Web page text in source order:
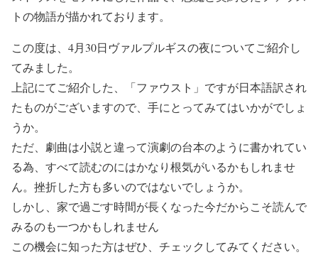
トの物語が描かれております。
この度は、4月30日ヴァルプルギスの夜についてご紹介し
てみました。
上記にてご紹介した、「ファウスト」ですが日本語訳され
たものがございますので、手にとってみてはいかがでしょ
うか。
ただ、劇曲は小説と違って演劇の台本のように書かれてい
る為、すべて読むのにはかなり根気がいるかもしれませ
ん。挫折した方も多いのではないでしょうか。
しかし、家で過ごす時間が長くなった今だからこそ読んで
みるのも一つかもしれません
この機会に知った方はぜひ、チェックしてみてください。